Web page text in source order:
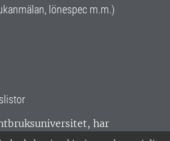
lönespec m.m.)
har
hela Sverige. Huvudorter är